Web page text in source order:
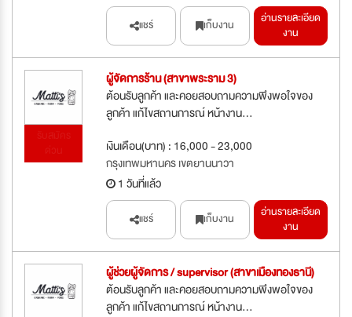
แชร์ เก็บงาน
อ่านรายละเอียด
งาน
ผู้จัดการร้าน (สาขาพระราม 3)
ต้อนรับลูกค้า และคอยสอบถามความพึงพอใจของ
ลูกค้า แก้ไขสถานการณ์ หน้างาน...
เงินเดือน(บาท) : 16,000 - 23,000
กรุงเทพมหานคร เขตยานนาวา
1 วันที่แล้ว
แชร์ เก็บงาน
อ่านรายละเอียด
งาน
ผู้ช่วยผู้จัดการ / supervisor (สาขาเมืองทองธานี)
ต้อนรับลูกค้า และคอยสอบถามความพึงพอใจของ
ลูกค้า แก้ไขสถานการณ์ หน้างาน...